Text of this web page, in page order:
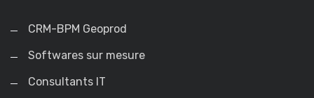
CRM-BPM Geoprod
Softwares sur mesure
Consultants IT